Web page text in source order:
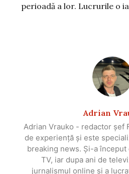
perioadă a lor. Lucrurile o
Adrian
Adrian Vrauko - redactor șef
de experiență și este
breaking news. Și-a început
TV, iar dupa ani de
jurnalismul online și a